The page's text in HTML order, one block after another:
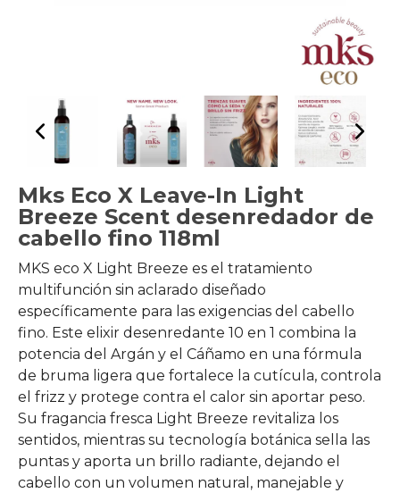
Mks Eco X Leave-In Light
Breeze Scent desenredador de
cabello fino 118ml
MKS eco X Light Breeze es el tratamiento
multifunción sin aclarado diseñado
específicamente para las exigencias del cabello
fino. Este elixir desenredante 10 en 1 combina la
potencia del Argán y el Cáñamo en una fórmula
de bruma ligera que fortalece la cutícula, controla
el frizz y protege contra el calor sin aportar peso.
Su fragancia fresca Light Breeze revitaliza los
sentidos, mientras su tecnología botánica sella las
puntas y aporta un brillo radiante, dejando el
cabello con un volumen natural, manejable y